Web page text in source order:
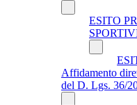
ESITO
Affidamento
del D. Lgs. 36/